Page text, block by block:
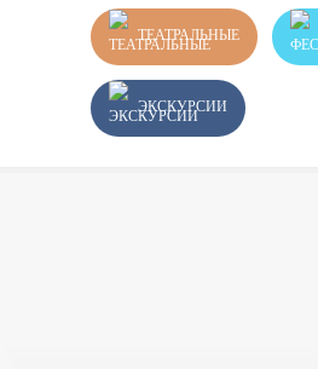
ТЕАТРАЛЬНЫЕ
ЭКСКУРСИИ